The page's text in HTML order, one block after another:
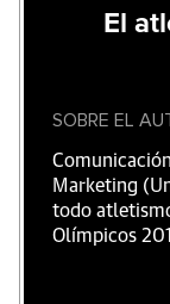
El
SOBRE EL
Marketing
todo
Olímpicos